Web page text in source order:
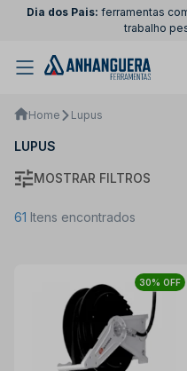
Dia dos Pais: ferramentas
trabalho
Home Lupus
LUPUS
MOSTRAR FILTROS
61 Itens encontrados
30% OFF